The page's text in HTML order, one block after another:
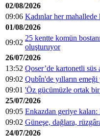
02/08/2026
09:06 Kadınlar her
01/08/2026
09:02
25 kentte komün
oluşturuyor
26/07/2026
13:52 Qoser’de kartonetli süs
09:02 Qubîn'de yılların
09:01 'Öz gücümüzle ortak
25/07/2026
09:05 Enkazdan geriye kalan:
09:02 Güneşe, dağlara,
24/07/2026